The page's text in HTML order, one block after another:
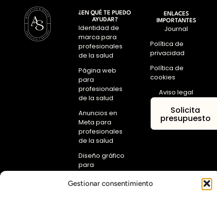
Gestionar consentimiento
¿EN QUÉ TE PUEDO
AYUDAR?
Identidad de
marca para
profesionales
de la salud
Página web
para
profesionales
de la salud
Anuncios en
Meta para
profesionales
de la salud
Diseño gráfico
para
profesionales
de la salud
ENLACES
IMPORTANTES
Journal
Política de
privacidad
Política de
cookies
Aviso legal
Solicita
presupuesto